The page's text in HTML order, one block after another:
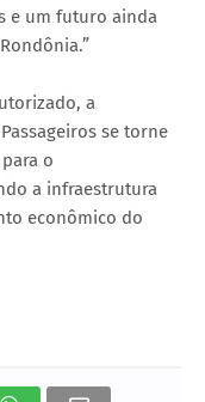
e um futuro ainda
a
se torne
o
a infraestrutura
econômico do